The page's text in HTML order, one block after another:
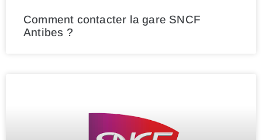
Comment contacter la gare SNCF
Antibes ?